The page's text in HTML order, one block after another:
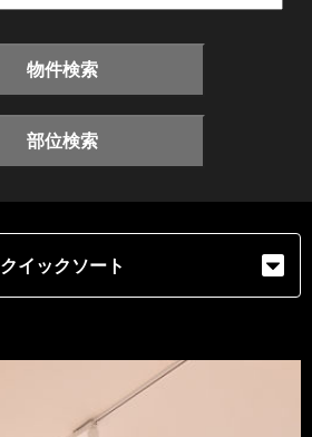
物件検索
部位検索
クイックソート